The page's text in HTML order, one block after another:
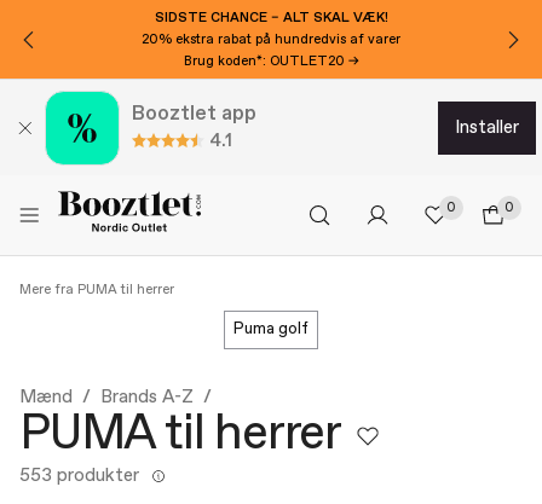
Tilmeld dig nyhedsbrevet!
Booztlet app
4.1
installer
0 0
Mere fra PUMA til herrer
puma golf
Mænd Brands A-Z
PUMA til herrer
553 produkter